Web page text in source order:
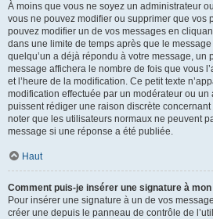
À moins que vous ne soyez un administrateur
vous ne pouvez modifier ou supprimer que vos
pouvez modifier un de vos messages en
dans une limite de temps après que le
quelqu’un a déjà répondu à votre message, un
message affichera le nombre de fois que vous
et l’heure de la modification. Ce petit texte
modification effectuée par un modérateur ou un
puissent rédiger une raison discrète
noter que les utilisateurs normaux ne peuvent
message si une réponse a été publiée.
Haut
Comment puis-je insérer une signature à
Pour insérer une signature à un de vos
créer une depuis le panneau de contrôle de